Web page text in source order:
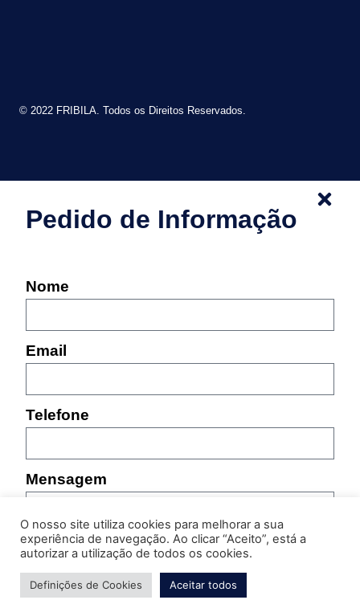
© 2022 FRIBILA. Todos os Direitos Reservados.
O nosso site utiliza cookies para melhorar a sua
experiência de navegação. Ao clicar “Aceito”, está a
autorizar a utilização de todos os cookies.
Definições de Cookies Aceitar todos
Pedido de Informação
Nome
Email
Telefone
Mensagem
Por favor, indique as características do produto sobre